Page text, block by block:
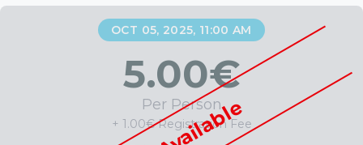
OCT 05, 2025, 11:00 AM
5.00€
Per Person
+ 1.00€ Registration Fee